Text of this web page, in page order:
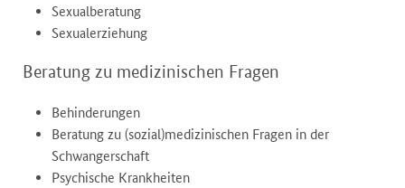
Sexualberatung
Sexualerziehung
Beratung zu medizinischen Fragen
Behinderungen
Beratung zu (sozial)medizinischen Fragen in der
Schwangerschaft
Psychische Krankheiten